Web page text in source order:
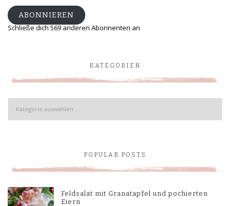
ABONNIEREN
Schließe dich 569 anderen Abonnenten an
KATEGORIEN
Kategorien
POPULAR POSTS
Feldsalat mit Granatapfel und pochierten
Eiern